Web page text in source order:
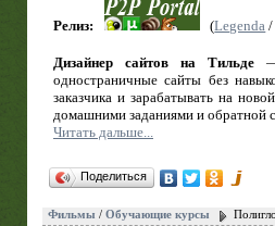
Релиз: (Legenda
Дизайнер сайтов на Тильде—
одностраничные сайты без
заказчика и зарабатывать на
домашними заданиями и обратной
Читать дальше...
Поделиться
Фильмы / Обучающие курсы